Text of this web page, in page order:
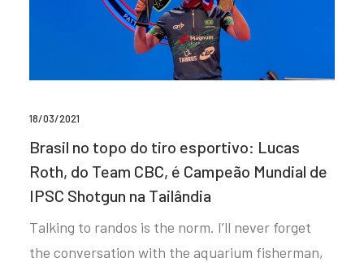
18/03/2021
Brasil no topo do tiro esportivo: Lucas
Roth, do Team CBC, é Campeão Mundial de
IPSC Shotgun na Tailândia
Talking to randos is the norm. I’ll never forget
the conversation with the aquarium fisherman,